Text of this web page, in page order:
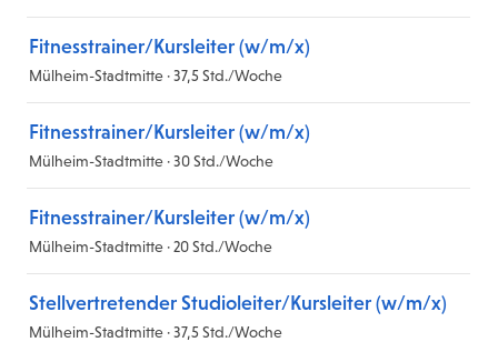
Fitnesstrainer/Kursleiter (w/m/x)
Mülheim-Stadtmitte · 37,5 Std./Woche
Fitnesstrainer/Kursleiter (w/m/x)
Mülheim-Stadtmitte · 30 Std./Woche
Fitnesstrainer/Kursleiter (w/m/x)
Mülheim-Stadtmitte · 20 Std./Woche
Stellvertretender Studioleiter/Kursleiter (w/m/x)
Mülheim-Stadtmitte · 37,5 Std./Woche